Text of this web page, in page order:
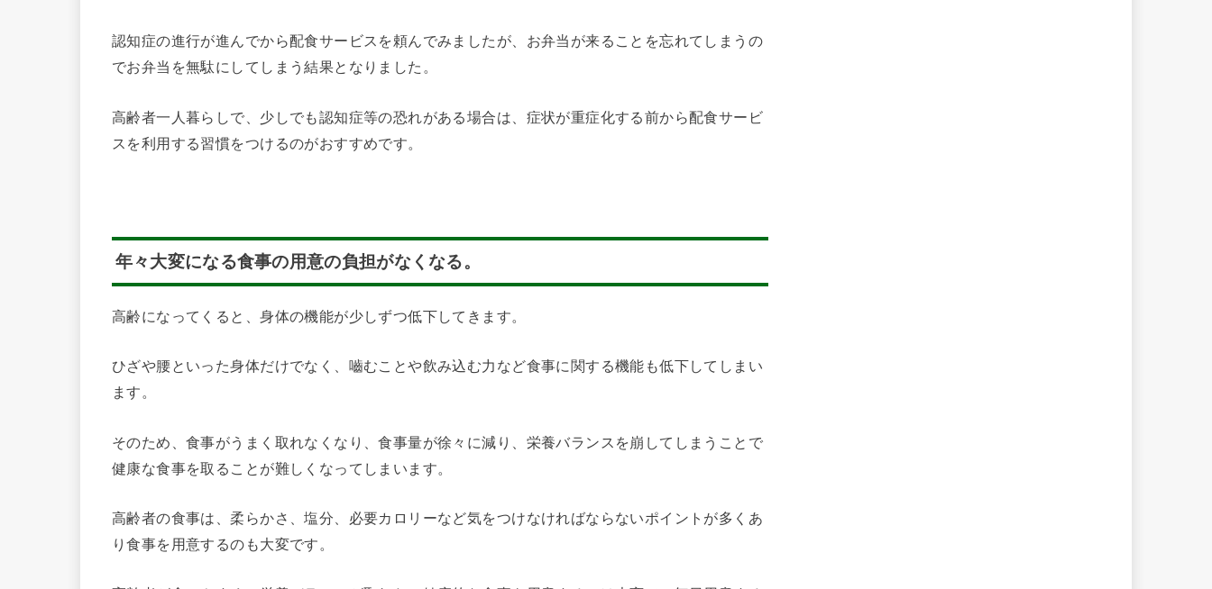
認知症の進行が進んでから配食サービスを頼んでみましたが、お弁当が来ることを忘れてしまうの
でお弁当を無駄にしてしまう結果となりました。
高齢者一人暮らしで、少しでも認知症等の恐れがある場合は、症状が重症化する前から配食サービ
スを利用する習慣をつけるのがおすすめです。
年々大変になる食事の用意の負担がなくなる。
高齢になってくると、身体の機能が少しずつ低下してきます。
ひざや腰といった身体だけでなく、嚙むことや飲み込む力など食事に関する機能も低下してしまい
ます。
そのため、食事がうまく取れなくなり、食事量が徐々に減り、栄養バランスを崩してしまうことで
健康な食事を取ることが難しくなってしまいます。
高齢者の食事は、柔らかさ、塩分、必要カロリーなど気をつけなければならないポイントが多くあ
り食事を用意するのも大変です。